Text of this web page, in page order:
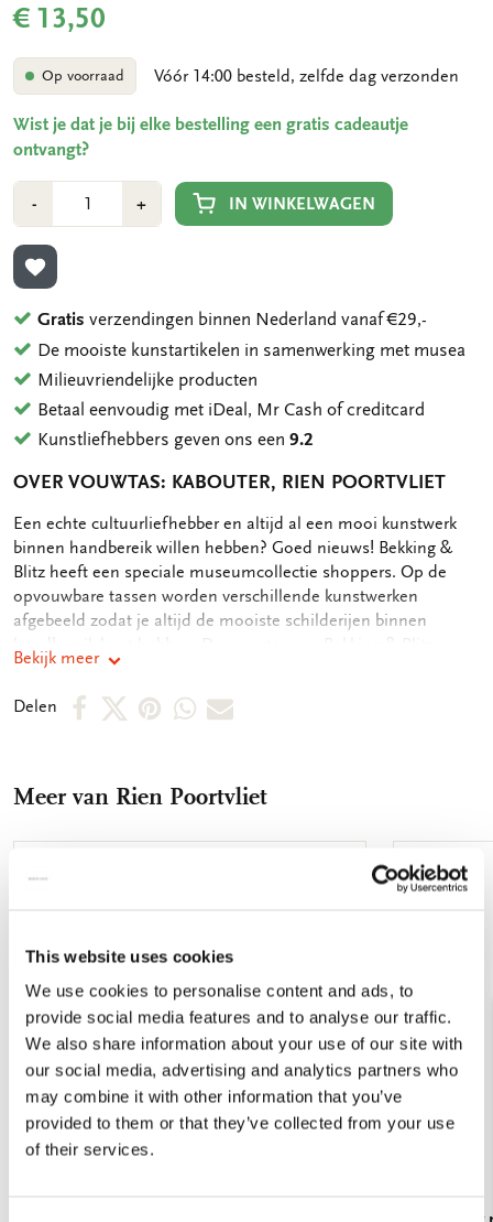
This website uses cookies
We use cookies to personalise content and ads, to
provide social media features and to analyse our traffic.
We also share information about your use of our site with
our social media, advertising and analytics partners who
may combine it with other information that you’ve
provided to them or that they’ve collected from your use
of their services.
€ 13,50
Op voorraad Vóór 14:00 besteld, zelfde dag verzonden
Wist je dat je bij elke bestelling een gratis cadeautje
ontvangt?
-Min
1
+Plus
1
IN WINKELWAGEN
TOEVOEGEN AAN VERLANGLIJST
Gratis verzendingen binnen Nederland vanaf €29,-
De mooiste kunstartikelen in samenwerking met musea
Milieuvriendelijke producten
Betaal eenvoudig met iDeal, Mr Cash of creditcard
Kunstliefhebbers geven ons een9.2
OVER VOUWTAS: KABOUTER, RIEN POORTVLIET
OMSCHRIJVING
Een echte cultuurliefhebber en altijd al een mooi kunstwerk
binnen handbereik willen hebben? Goed nieuws! Bekking &
Blitz heeft een speciale museumcollectie shoppers. Op de
opvouwbare tassen worden verschillende kunstwerken
afgebeeld zodat je altijd de mooiste schilderijen binnen
weegt maar 72 gram en is opvouwbaar waardoor hij
gemakkelijk is op te bergen in je tas, ideaal om altijd bij de
hand te hebben. De afmeting van de opgevouwen tas is 7,5 bij
boodschappentas. De tas kan zowel in de hand als op de
maximum van 20 kg dragen. De tas heeft een stevige rits,
waardoor deze veilig afgesloten kan worden. In de tas zit een
handig opbergzakje, handig voor bijvoorbeeld uw telefoon.
toekomst, kies voor het milieu met de milieuvriendelijke
vouwtassen van Bekking & Blitz, gemaakt van 100%
gerecyclede PET flessen. **Specificaties:** 41 x 47 cm Met
ritssluiting Extra opbergzakje (12 x 16 cm) aan de binnenkant
Drukknoop band Gemaakt van 100% gerecycled PET flessen
Gewicht: 72 gram
Bekijk meer
Delen
DeelDeelDeelDeelDeel
mail
Meer van Rien Poortvliet
Toevoegen